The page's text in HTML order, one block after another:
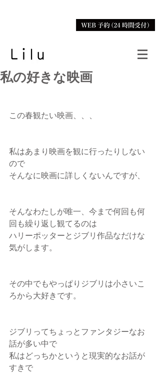
私の好きな映画
この春観たい映画、、、
私はあまり映画を観に行ったりしない
ので
そんなに映画に詳しくないんですが、
そんなわたしが唯一、今まで何回も何
回も繰り返し観てるのは
ハリーポッターとジブリ作品なだけな
気がします。
その中でもやっぱりジブリは小さいこ
ろから大好きです。
ジブリってちょっとファンタジーなお
話が多い中で
私はどっちかというと現実的なお話が
すきで